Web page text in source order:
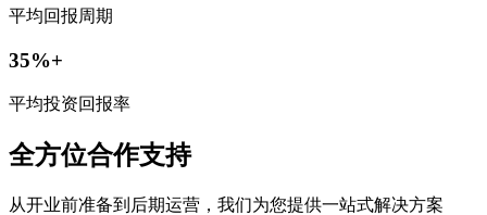
平均回报周期
35%+
平均投资回报率
全方位合作支持
从开业前准备到后期运营，我们为您提供一站式解决方案